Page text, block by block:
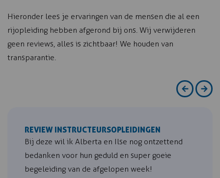
Hieronder lees je ervaringen van de mensen die al een
rijopleiding hebben afgerond bij ons. Wij verwijderen
geen reviews, alles is zichtbaar! We houden van
transparantie.
REVIEW INSTRUCTEURSOPLEIDINGEN
Bij deze wil ik Alberta en Ilse nog ontzettend
bedanken voor hun geduld en super goeie
begeleiding van de afgelopen week!